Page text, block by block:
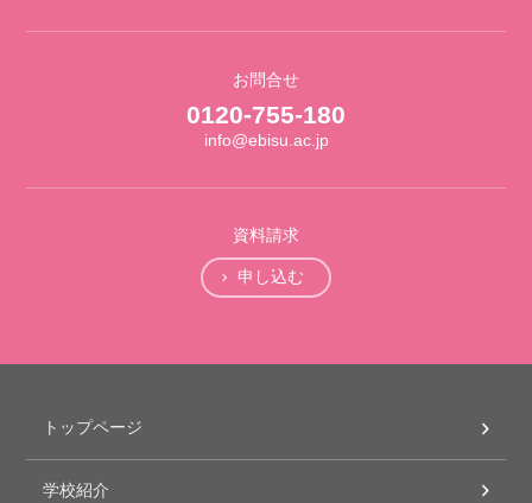
お問合せ
0120-755-180
info@ebisu.ac.jp
資料請求
申し込む
トップページ
学校紹介